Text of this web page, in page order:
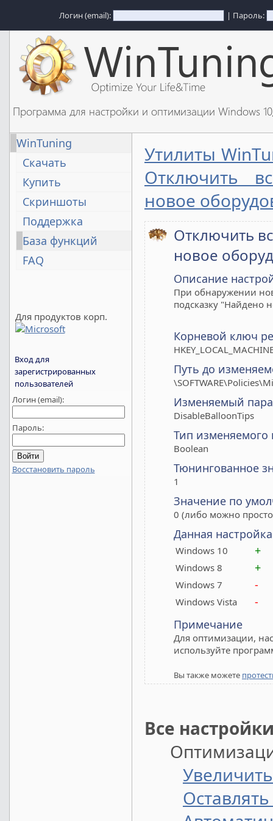
Логин (email): | Пароль:
Программа для настройки и оптимизации Windows
WinTuning
Скачать
Купить
Скриншоты
Поддержка
База функций
FAQ
Для продуктов корп.
Вход для
зарегистрированных
пользователей
Логин (email):
Пароль:
Восстановить пароль
Утилиты
Отключить
новое
Отключить
новое
Описание
При обнаружении
подсказку "Найдено
Корневой ключ
Путь до
Изменяемый
DisableBalloonTips
Тип изменяемого
Boolean
Тюнингованное
1
Значение по
0 (либо можно
Данная
Windows 10 +
Windows 8 +
Windows 7 -
Windows Vista
-
Примечание
Для оптимизации,
используйте
Вы также можете
Все